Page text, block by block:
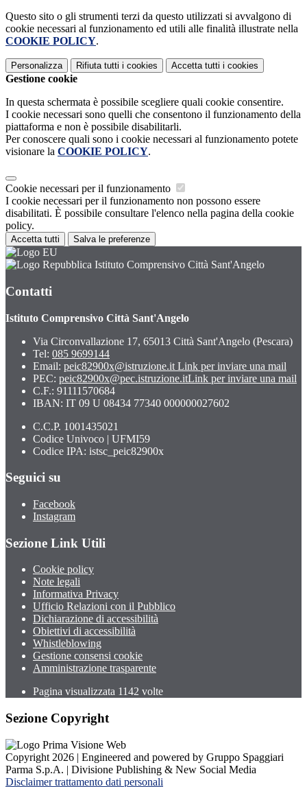
Questo sito o gli strumenti terzi da questo utilizzati si avvalgono di
cookie necessari al funzionamento ed utili alle finalità illustrate nella
COOKIE POLICY.
Personalizza Rifiuta tutti i cookies Accetta tutti i cookies
Gestione cookie
In questa schermata è possibile scegliere quali cookie consentire.
I cookie necessari sono quelli che consentono il funzionamento della
piattaforma e non è possibile disabilitarli.
Per conoscere quali sono i cookie necessari al funzionamento potete
visionare la COOKIE POLICY.
Cookie necessari per il funzionamento
I cookie necessari per il funzionamento non possono essere
disabilitati. È possibile consultare l'elenco nella pagina della cookie
policy.
Accetta tutti Salva le preferenze
Istituto Comprensivo Città Sant'Angelo
Contatti
Istituto Comprensivo Città Sant'Angelo
Via Circonvallazione 17, 65013 Città Sant'Angelo (Pescara)
Tel: 085 9699144
Email: peic82900x@istruzione.it Link per inviare una mail
PEC: peic82900x@pec.istruzione.itLink per inviare una mail
C.F.: 91111570684
IBAN: IT 09 U 08434 77340 000000027602
C.C.P. 1001435021
Codice Univoco | UFMI59
Codice IPA: istsc_peic82900x
Seguici su
Facebook
Instagram
Sezione Link Utili
Cookie policy
Note legali
Informativa Privacy
Ufficio Relazioni con il Pubblico
Dichiarazione di accessibilità
Obiettivi di accessibilità
Whistleblowing
Gestione consensi cookie
Amministrazione trasparente
Pagina visualizzata 1142 volte
Sezione Copyright
Copyright 2026 | Engineered and powered by Gruppo Spaggiari
Parma S.p.A. | Divisione Publishing & New Social Media
Disclaimer trattamento dati personali